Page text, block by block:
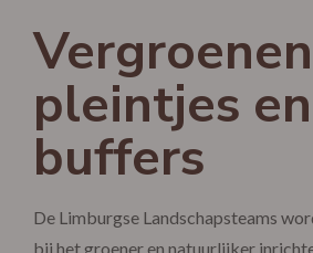
Vergroenen
pleintjes en
buffers
De Limburgse Landschapsteams
bij het groener en natuurlijker